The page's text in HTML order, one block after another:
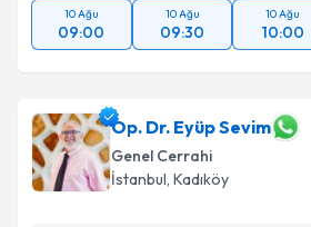
10 Ağu
09:00
10 Ağu
09:30
10 Ağu
10:00
Op. Dr. Eyüp Sevim
Genel Cerrahi
İstanbul, Kadıköy